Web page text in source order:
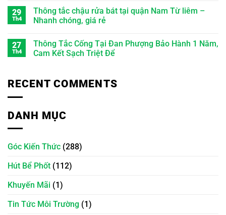
29
Th4
Thông tắc chậu rửa bát tại quận Nam Từ liêm –
Nhanh chóng, giá rẻ
27
Th4
Thông Tắc Cống Tại Đan Phượng Bảo Hành 1 Năm,
Cam Kết Sạch Triệt Để
RECENT COMMENTS
DANH MỤC
Góc Kiến Thức (288)
Hút Bể Phốt (112)
Khuyến Mãi (1)
Tin Tức Môi Trường (1)